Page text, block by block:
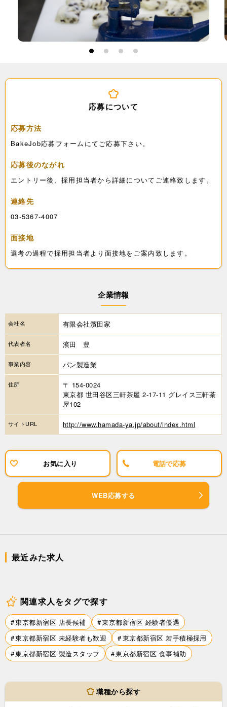
1 2 3 4
応募について
応募方法
BakeJob応募フォームにてご応募下さい。
応募後のながれ
エントリー後、採用担当者から詳細についてご連絡致します。
連絡先
03-5367-4007
面接地
選考の過程で採用担当者より面接地をご案内致します。
企業情報
会社名 有限会社濱田家
代表者名 濱田 豊
事業内容 パン製造業
住所
〒 154-0024
東京都 世田谷区三軒茶屋 2-17-11 グレイス三軒茶
屋102
サイトURL http://www.hamada-ya.jp/about/index.html
お気に入り 電話で応募
WEB応募する
最近みた求人
関連求人をタグで探す
東京都新宿区 店長候補
東京都新宿区 経験者優遇
東京都新宿区 未経験者も歓迎
東京都新宿区 若手積極採用
東京都新宿区 製造スタッフ
東京都新宿区 食事補助
職種から探す